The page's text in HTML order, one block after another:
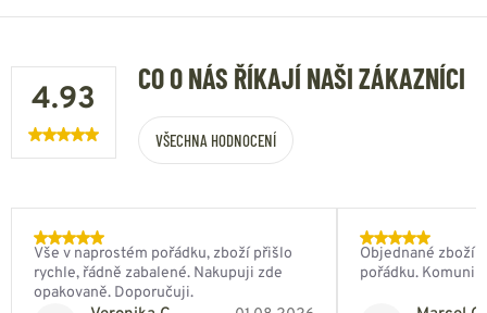
4.93
CO O NÁS ŘÍKAJÍ NAŠI ZÁKAZNÍCI
VŠECHNA HODNOCENÍ
Vše v naprostém pořádku, zboží přišlo
rychle, řádně zabalené. Nakupuji zde
opakovaně. Doporučuji.
Objednané zboží
pořádku.